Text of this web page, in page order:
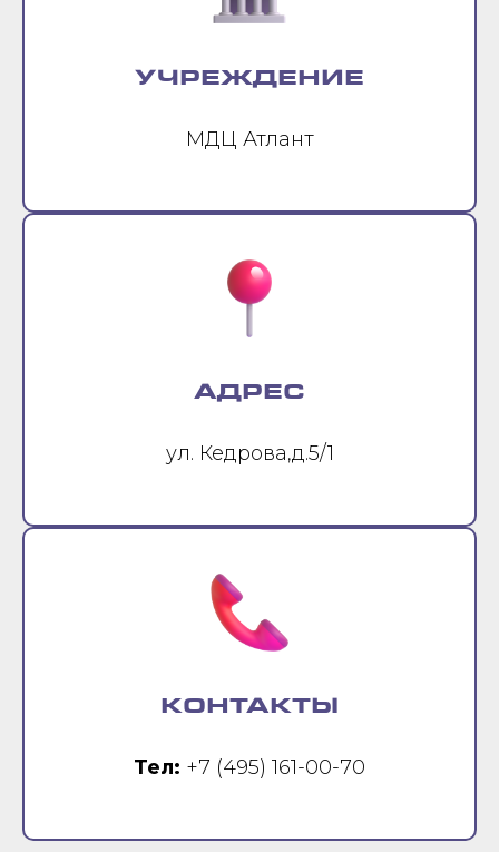
УЧРЕЖДЕНИЕ
МДЦ Атлант
АДРЕС
ул. Кедрова,д.5/1
КОНТАКТЫ
Тел: +7 (495) 161-00-70